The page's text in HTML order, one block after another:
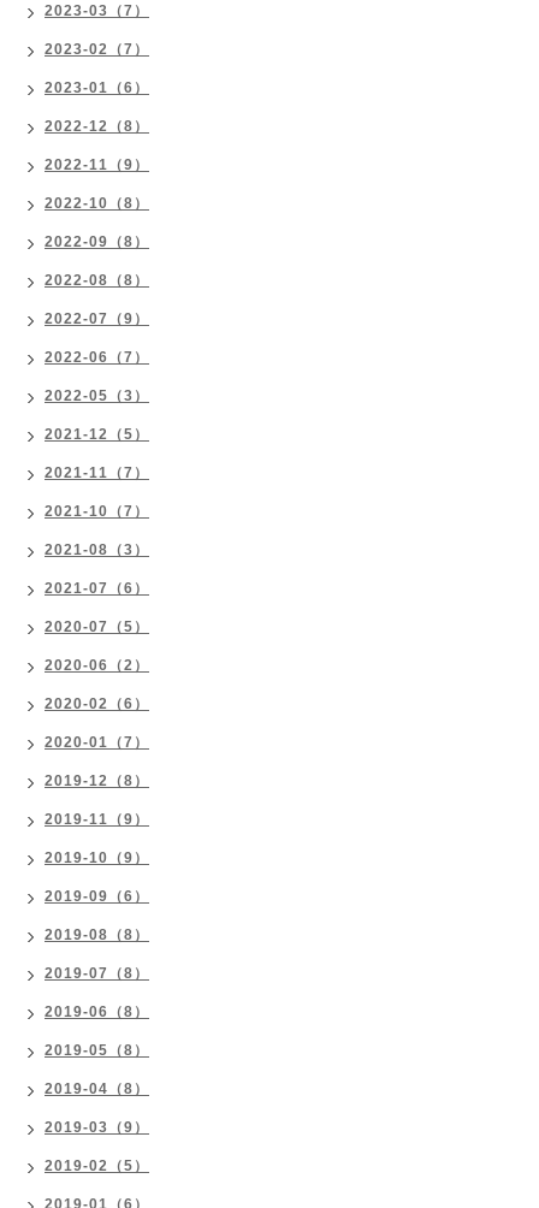
2023-03（7）
2023-02（7）
2023-01（6）
2022-12（8）
2022-11（9）
2022-10（8）
2022-09（8）
2022-08（8）
2022-07（9）
2022-06（7）
2022-05（3）
2021-12（5）
2021-11（7）
2021-10（7）
2021-08（3）
2021-07（6）
2020-07（5）
2020-06（2）
2020-02（6）
2020-01（7）
2019-12（8）
2019-11（9）
2019-10（9）
2019-09（6）
2019-08（8）
2019-07（8）
2019-06（8）
2019-05（8）
2019-04（8）
2019-03（9）
2019-02（5）
2019-01（6）